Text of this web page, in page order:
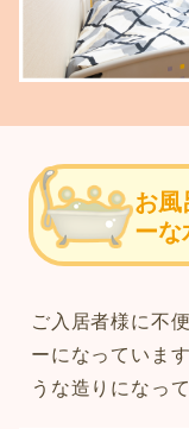
お
ーな
ご入居者様に不
ーになっていま
うな造りになっ